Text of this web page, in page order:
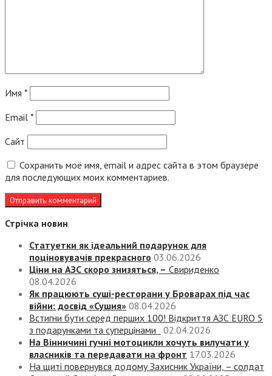
Имя *
Email *
Сайт
Сохранить моё имя, email и адрес сайта в этом браузере
для последующих моих комментариев.
Стрічка новин
Статуетки як ідеальний подарунок для
поціновувачів прекрасного 03.06.2026
Ціни на АЗС скоро знизяться, – Свириденко
08.04.2026
Як працюють суші-ресторани у Броварах під час
війни: досвід «Сушия» 08.04.2026
Встигни бути серед перших 100! Відкриття АЗС EURO 5
з подарунками та суперцінами
02.04.2026
На Вінничині гучні мотоцикли хочуть вилучати у
власників та передавати на фронт 17.03.2026
На щиті повернувся додому Захисник України, – солдат